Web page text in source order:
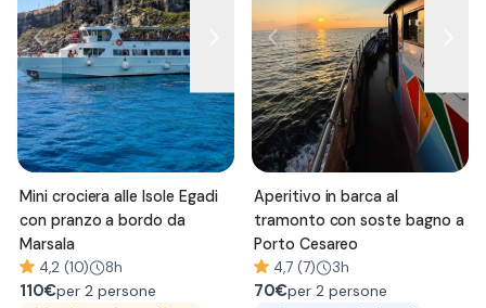
Mini crociera alle Isole Egadi
con pranzo a bordo da
Marsala
4,2 (10) 8h
110€per 2 persone
Aperitivo in barca al
tramonto con soste bagno a
Porto Cesareo
4,7 (7) 3h
70€per 2 persone